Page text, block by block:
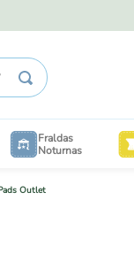
Fraldas
Noturnas
Outlet